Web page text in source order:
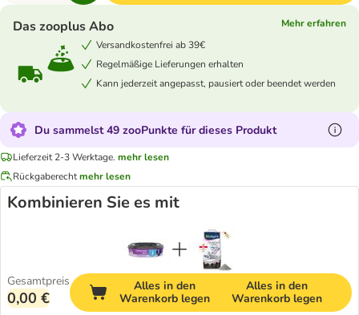
Das zooplus Abo
Mehr erfahren
Versandkostenfrei ab 39€
Regelmäßige Lieferungen erhalten
Kann jederzeit angepasst, pausiert oder beendet werden
Du sammelst 49 zooPunkte für dieses Produkt
Lieferzeit 2-3 Werktage. mehr lesen
Rückgaberechtmehr lesen
Kombinieren Sie es mit
Gesamtpreis
0,00 €
Alles in den
Warenkorb legen
Alles in den
Warenkorb legen